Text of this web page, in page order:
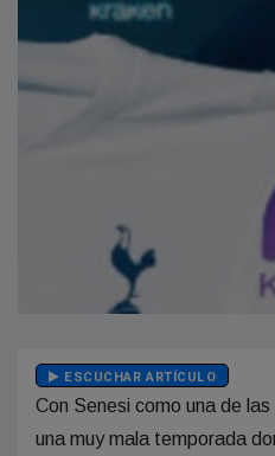
ESCUCHAR ARTÍCULO
Con Senesi como una de
una muy mala temporada